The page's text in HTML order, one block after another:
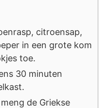
citroensap,
in een grote kom
toe.
30 minuten
de Griekse